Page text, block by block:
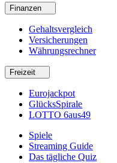
Finanzen
Gehaltsvergleich
Versicherungen
Währungsrechner
Freizeit
Eurojackpot
GlücksSpirale
LOTTO 6aus49
Spiele
Streaming Guide
Das tägliche Quiz